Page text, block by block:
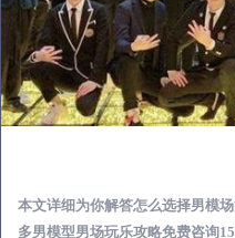
本文详细为你解答怎么选择男模
多男模型男场玩乐攻略免费咨询